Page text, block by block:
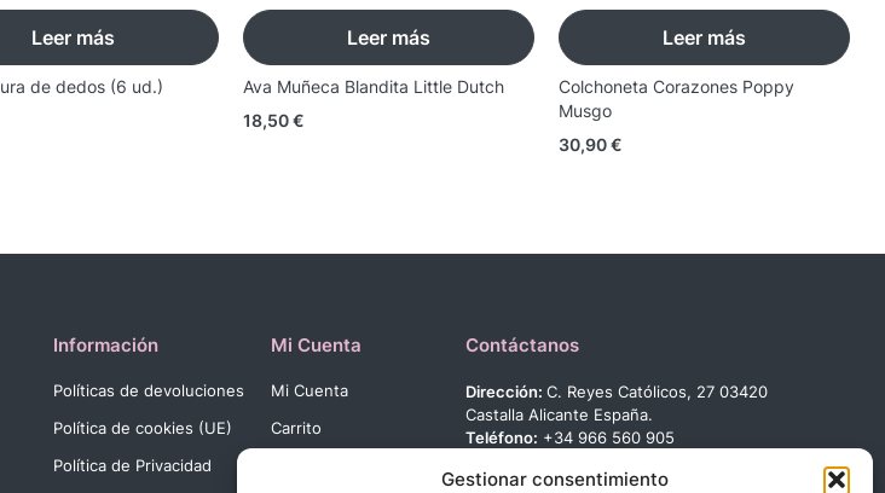
Gestionar consentimiento
Leer más
de dedos (6 ud.)
Leer más
Ava Muñeca Blandita Little Dutch
18,50€
Leer más
Colchoneta Corazones Poppy
Musgo
30,90€
Información
Políticas de devoluciones
Política de cookies (UE)
Política de Privacidad
Mi Cuenta
Mi Cuenta
Carrito
Contáctanos
Dirección:C. Reyes Católicos, 27 03420
Castalla Alicante España.
Teléfono: +34 966 560 905